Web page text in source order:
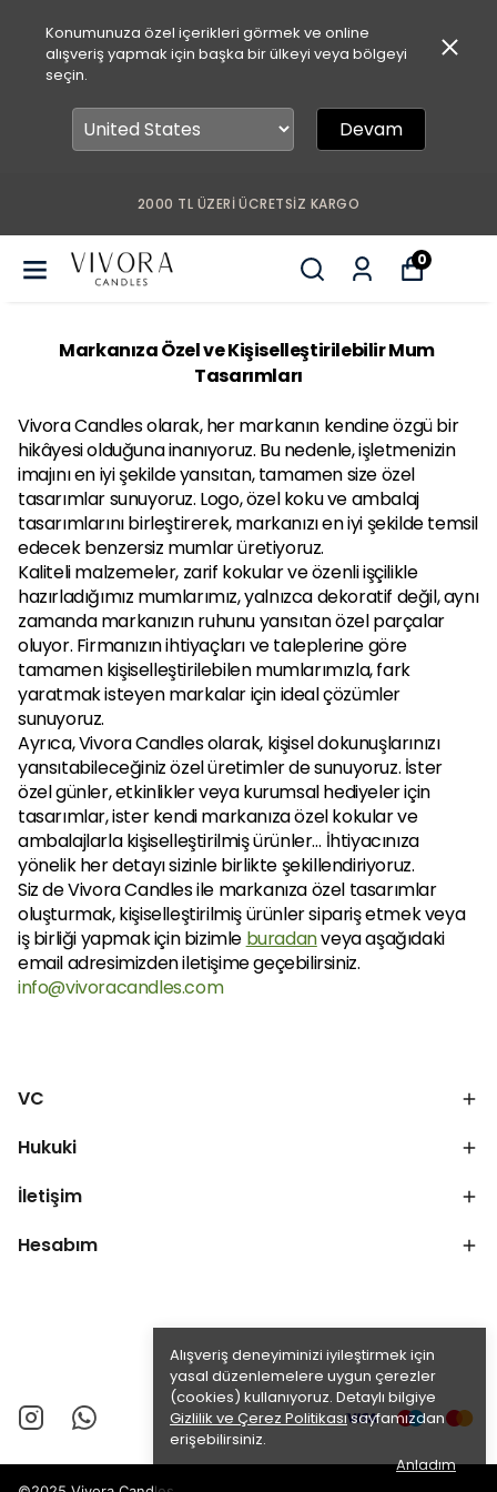
Konumunuza özel içerikleri görmek ve online
alışveriş yapmak için başka bir ülkeyi veya bölgeyi
seçin.
Devam
2000 TL ÜZERİ ÜCRETSİZ KARGO
0
Alışveriş deneyiminizi iyileştirmek için
yasal düzenlemelere uygun çerezler
(cookies) kullanıyoruz. Detaylı bilgiye
Gizlilik ve Çerez Politikasısayfamızdan
erişebilirsiniz.
Anladım
Markanıza Özel ve Kişiselleştirilebilir Mum
Tasarımları
Vivora Candles olarak, her markanın kendine özgü bir
hikâyesi olduğuna inanıyoruz. Bu nedenle, işletmenizin
imajını en iyi şekilde yansıtan, tamamen size özel
tasarımlar sunuyoruz. Logo, özel koku ve ambalaj
tasarımlarını birleştirerek, markanızı en iyi şekilde temsil
edecek benzersiz mumlar üretiyoruz.
Kaliteli malzemeler, zarif kokular ve özenli işçilikle
hazırladığımız mumlarımız, yalnızca dekoratif değil, aynı
zamanda markanızın ruhunu yansıtan özel parçalar
oluyor. Firmanızın ihtiyaçları ve taleplerine göre
tamamen kişiselleştirilebilen mumlarımızla, fark
yaratmak isteyen markalar için ideal çözümler
sunuyoruz.
Ayrıca, Vivora Candles olarak, kişisel dokunuşlarınızı
yansıtabileceğiniz özel üretimler de sunuyoruz. İster
özel günler, etkinlikler veya kurumsal hediyeler için
tasarımlar, ister kendi markanıza özel kokular ve
ambalajlarla kişiselleştirilmiş ürünler… İhtiyacınıza
yönelik her detayı sizinle birlikte şekillendiriyoruz.
Siz de Vivora Candles ile markanıza özel tasarımlar
oluşturmak, kişiselleştirilmiş ürünler sipariş etmek veya
iş birliği yapmak için bizimle buradanveya aşağıdaki
email adresimizden iletişime geçebilirsiniz.
info@vivoracandles.com
VC
Hukuki
İletişim
Hesabım